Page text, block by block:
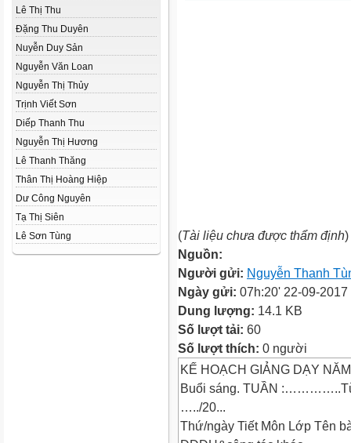
Lê Thị Thu
Đặng Thu Duyên
Nuyễn Duy Sản
Nguyễn Văn Loan
Nguyễn Thị Thủy
Trịnh Viết Sơn
Diếp Thanh Thu
Nguyễn Thị Hương
Lê Thanh Thăng
Thân Thị Hoàng Hiệp
Dư Công Nguyên
Tạ Thị Siên
Lê Sơn Tùng
(Tài liệu chưa được thẩm định)
Nguồn:
Người gửi: Nguyễn Thanh
Ngày gửi: 07h:20' 22-09-2017
Dung lượng: 14.1 KB
Số lượt tải: 60
Số lượt thích: 0 người
KẾ HOẠCH GIẢNG DẠY
Buổi sáng. TUẦN
…../20...
Thứ/ngày Tiết Môn Lớp Tên